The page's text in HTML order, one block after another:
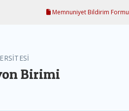
Memnuniyet Bildirim Formu
Birimi